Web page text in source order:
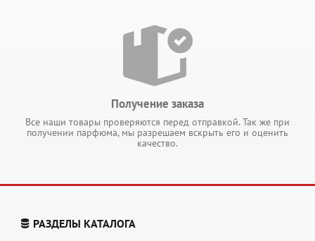
Получение заказа
Все наши товары проверяются перед отправкой. Так же при
получении парфюма, мы разрешаем вскрыть его и оценить
качество.
РАЗДЕЛЫ КАТАЛОГА